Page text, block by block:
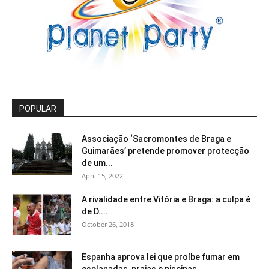
POPULAR
Associação ‘Sacromontes de Braga e
Guimarães’ pretende promover protecção
de um...
April 15, 2022
A rivalidade entre Vitória e Braga: a culpa é
de D....
October 26, 2018
Espanha aprova lei que proíbe fumar em